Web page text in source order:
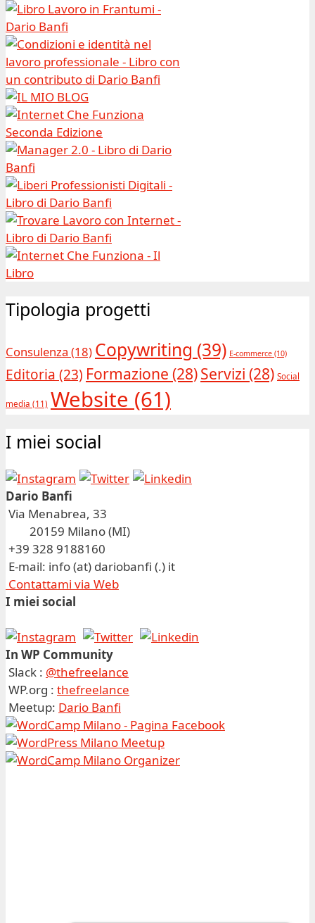
Tipologia progetti
Consulenza (18) Copywriting (39) E-commerce (10)
Editoria (23) Formazione (28)Servizi (28) Social
media (11) Website (61)
I miei social
Dario Banfi
Via Menabrea, 33
20159 Milano (MI)
+39 328 9188160
E-mail: info (at) dariobanfi (.) it
Contattami via Web
I miei social
In WP Community
Slack : @thefreelance
WP.org : thefreelance
Meetup: Dario Banfi